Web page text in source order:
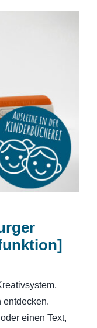
[ohne
entdecken.
einen Text,